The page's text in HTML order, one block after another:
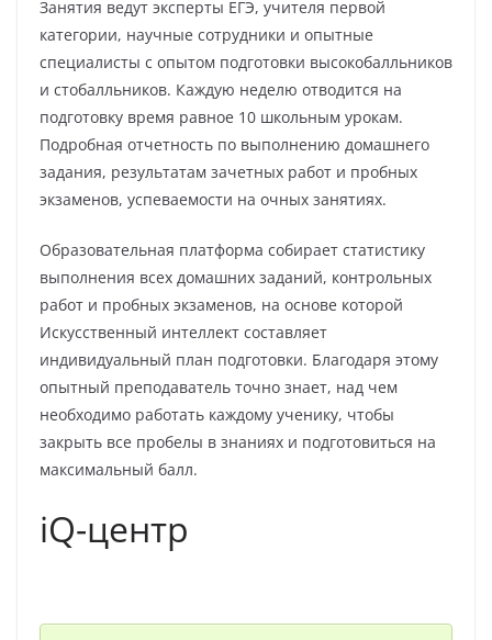
Занятия ведут эксперты ЕГЭ, учителя первой
категории, научные сотрудники и опытные
специалисты с опытом подготовки высокобалльников
и стобалльников. Каждую неделю отводится на
подготовку время равное 10 школьным урокам.
Подробная отчетность по выполнению домашнего
задания, результатам зачетных работ и пробных
экзаменов, успеваемости на очных занятиях.
Образовательная платформа собирает статистику
выполнения всех домашних заданий, контрольных
работ и пробных экзаменов, на основе которой
Искусственный интеллект составляет
индивидуальный план подготовки. Благодаря этому
опытный преподаватель точно знает, над чем
необходимо работать каждому ученику, чтобы
закрыть все пробелы в знаниях и подготовиться на
максимальный балл.
iQ-центр